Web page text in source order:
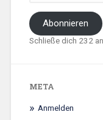
Abonnieren
Schließe dich 232
META
Anmelden